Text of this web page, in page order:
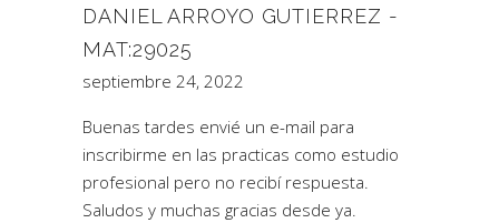
DANIEL ARROYO GUTIERREZ -
MAT:29025
septiembre 24, 2022
Buenas tardes envié un e-mail para
inscribirme en las practicas como estudio
profesional pero no recibí respuesta.
Saludos y muchas gracias desde ya.